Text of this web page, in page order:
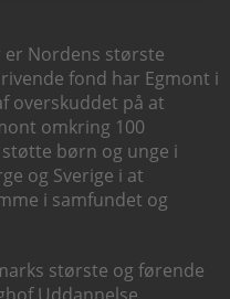
er Nordens største
fond har Egmont i
overskuddet på at
omkring 100
børn og unge i
og Sverige i at
i samfundet og
største og førende